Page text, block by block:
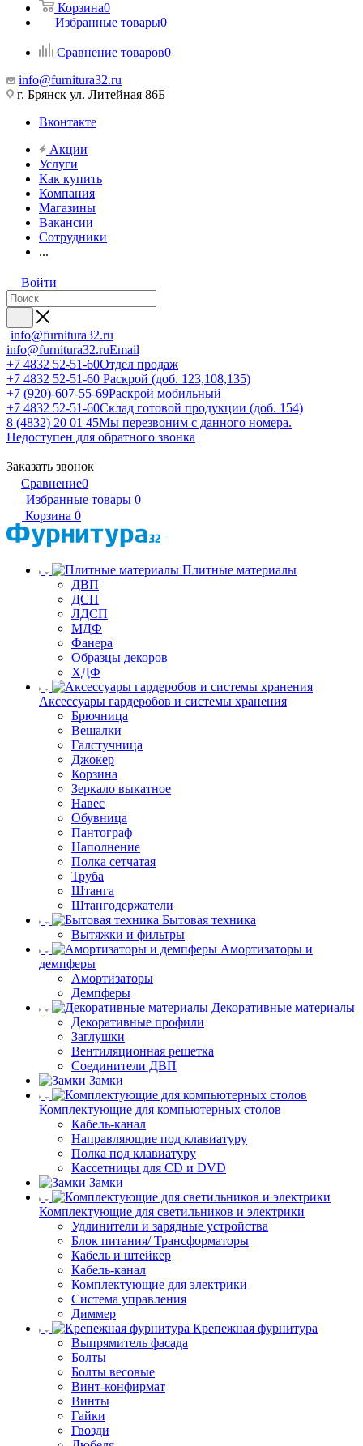
Корзина0
Избранные товары0
Сравнение товаров0
info@furnitura32.ru
г. Брянск ул. Литейная 86Б
Вконтакте
Акции
Услуги
Как купить
Компания
Магазины
Вакансии
Сотрудники
...
Войти
info@furnitura32.ru
info@furnitura32.ruEmail
+7 4832 52-51-60Отдел продаж
+7 4832 52-51-60 Раскрой (доб. 123,108,135)
+7 (920)-607-55-69Раскрой мобильный
+7 4832 52-51-60Склад готовой продукции (доб. 154)
8 (4832) 20 01 45Мы перезвоним с данного номера.
Недоступен для обратного звонка
Заказать звонок
Сравнение0
Избранные товары 0
Корзина 0
Плитные материалы
ДВП
ДСП
ЛДСП
МДФ
Фанера
Образцы декоров
ХДФ
Аксессуары гардеробов и системы хранения
Брючница
Вешалки
Галстучница
Джокер
Корзина
Зеркало выкатное
Навес
Обувница
Пантограф
Наполнение
Полка сетчатая
Труба
Штанга
Штангодержатели
Бытовая техника
Вытяжки и фильтры
Амортизаторы и
демпферы
Амортизаторы
Демпферы
Декоративные материалы
Декоративные профили
Заглушки
Вентиляционная решетка
Соединители ДВП
Замки
Комплектующие для компьютерных столов
Кабель-канал
Направляющие под клавиатуру
Полка под клавиатуру
Кассетницы для CD и DVD
Замки
Комплектующие для светильников и электрики
Удлинители и зарядные устройства
Блок питания/ Трансформаторы
Кабель и штейкер
Кабель-канал
Комплектующие для электрики
Система управления
Диммер
Крепежная фурнитура
Выпрямитель фасада
Болты
Болты весовые
Винт-конфирмат
Винты
Гайки
Гвозди